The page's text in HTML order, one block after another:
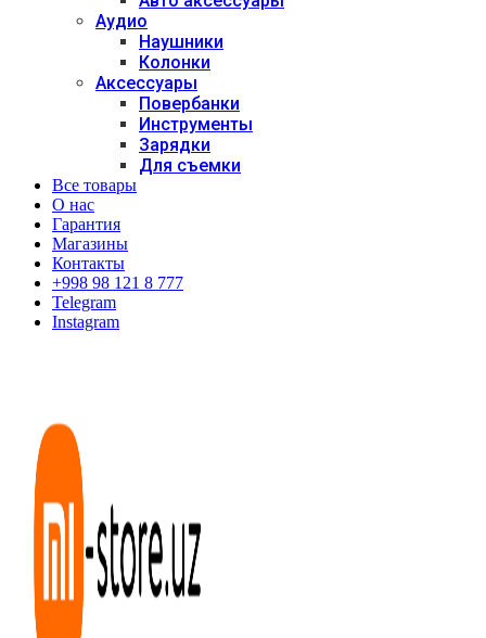
Аудио
Наушники
Колонки
Аксессуары
Повербанки
Инструменты
Зарядки
Для съемки
Все товары
О нас
Гарантия
Магазины
Контакты
+998 98 121 8 777
Telegram
Instagram